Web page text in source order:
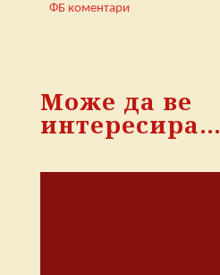
ФБ коментари
Може да ве
интересира…